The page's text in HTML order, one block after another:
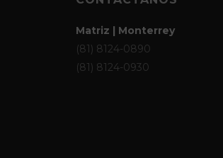
Matriz | Monterrey
(81) 8124-0890
(81) 8124-0930